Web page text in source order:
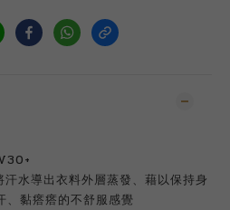
水導出衣料外層蒸發、藉以保持身
、黏瘩瘩的不舒服感覺